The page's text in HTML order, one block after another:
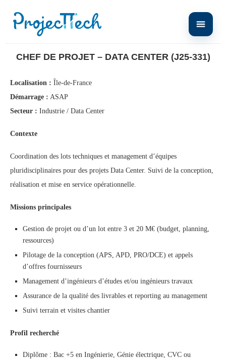
CHEF DE PROJET – DATA CENTER (J25-331)
Localisation : Île-de-France
Démarrage : ASAP
Secteur : Industrie / Data Center
Contexte
Coordination des lots techniques et management d’équipes
pluridisciplinaires pour des projets Data Center. Suivi de la conception,
réalisation et mise en service opérationnelle.
Missions principales
Gestion de projet ou d’un lot entre 3 et 20 M€ (budget, planning,
ressources)
Pilotage de la conception (APS, APD, PRO/DCE) et appels
d’offres fournisseurs
Management d’ingénieurs d’études et/ou ingénieurs travaux
Assurance de la qualité des livrables et reporting au management
Suivi terrain et visites chantier
Profil recherché
Diplôme : Bac +5 en Ingénierie, Génie électrique, CVC ou